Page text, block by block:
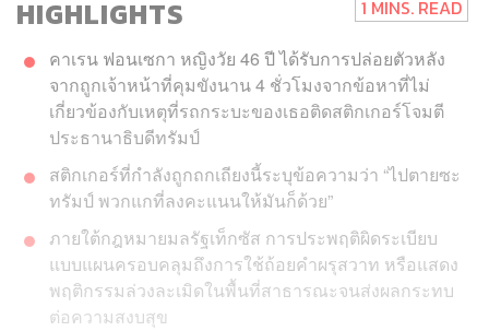
HIGHLIGHTS 1 MINS. READ
คาเรน ฟอนเซกา หญิงวัย 46 ปี ได้รับการปล่อยตัวหลัง
จากถูกเจ้าหน้าที่คุมขังนาน 4 ชั่วโมงจากข้อหาที่ไม่
เกี่ยวข้องกับเหตุที่รถกระบะของเธอติดสติกเกอร์โจมตี
ประธานาธิบดีทรัมป์
สติกเกอร์ที่กำลังถูกถกเถียงนี้ระบุข้อความว่า “ไปตายซะ
ทรัมป์ พวกแกที่ลงคะแนนให้มันก็ด้วย”
ภายใต้กฎหมายมลรัฐเท็กซัส การประพฤติผิดระเบียบ
แบบแผนครอบคลุมถึงการใช้ถ้อยคำผรุสวาท หรือแสดง
พฤติกรรมล่วงละเมิดในพื้นที่สาธารณะจนส่งผลกระทบ
ต่อความสงบสุข